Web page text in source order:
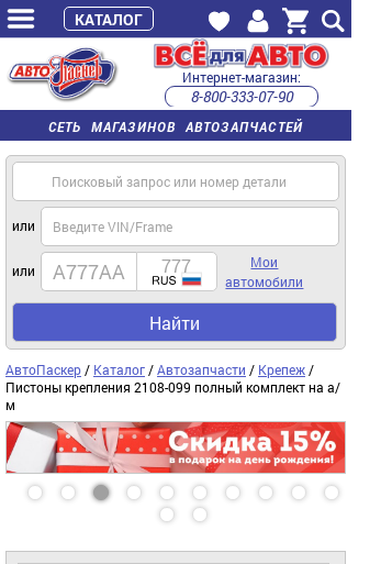
СЕТЬ МАГАЗИНОВ АВТОЗАПЧАСТЕЙ
Интернет-магазин:
8-800-333-07-90
часы работы с 9:00 до 22:00 (пн-пт)
или
или
Мои
автомобили
Найти
АвтоПаскер / Каталог /Автозапчасти / Крепеж /
Пистоны крепления 2108-099 полный комплект на а/
м
КАТАЛОГ